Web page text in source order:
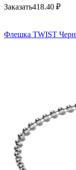
Заказать418.40 ₽
Флешка TWIST